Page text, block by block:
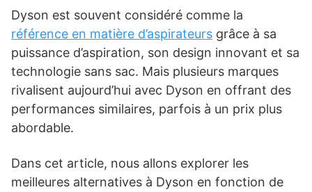
Dyson est souvent considéré comme la
référence en matière d’aspirateurs grâce à sa
puissance d’aspiration, son design innovant et sa
technologie sans sac. Mais plusieurs marques
rivalisent aujourd’hui avec Dyson en offrant des
performances similaires, parfois à un prix plus
abordable.
Dans cet article, nous allons explorer les
meilleures alternatives à Dyson en fonction de